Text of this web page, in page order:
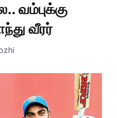
வம்புக்கு
வீரர்